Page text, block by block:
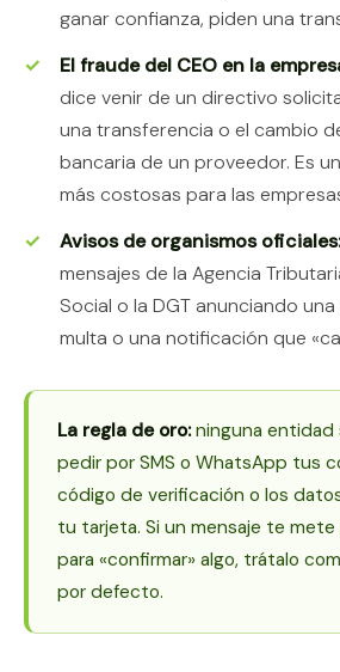
ganar confianza, piden una
El fraude del CEO en la
dice venir de un directivo
una transferencia o el cambio
bancaria de un proveedor. Es
más costosas para las
Avisos de organismos oficiales:
mensajes de la Agencia
Social o la DGT anunciando
multa o una notificación que
La regla de oro:ninguna entidad
pedir por SMS o WhatsApp tus
código de verificación o los
tu tarjeta. Si un mensaje te
para «confirmar» algo, trátalo
por defecto.